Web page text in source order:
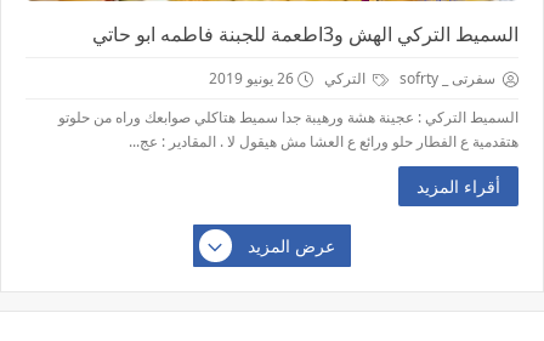
السميط التركي الهش و3اطعمة للجبنة فاطمه ابو حاتي
سفرتى _ sofrty التركي
26 يونيو 2019
السميط التركي : عجينة هشة ورهيبة جدا سميط هتاكلي صوابعك وراه من حلوتو
هتقدمية ع الفطار حلو ورائع ع العشا مش هيقول لا . المقادير : عج...
أقراء المزيد
عرض المزيد